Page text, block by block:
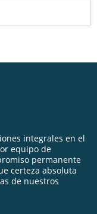
integrales en el
equipo de
permanente
certeza absoluta
de nuestros